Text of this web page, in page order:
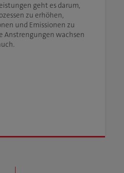
geht es darum,
zu erhöhen,
und Emissionen zu
Anstrengungen wachsen